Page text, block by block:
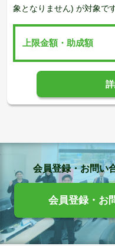
象となりません) が対象です
上限金額・助成額
会員登録・お問い
会員登録・お